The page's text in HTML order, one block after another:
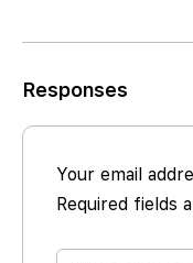
Responses
Your email
Required fields